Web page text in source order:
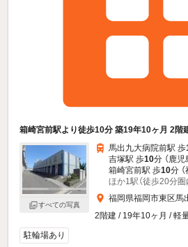
箱崎宮前駅より徒歩10分 築19年10ヶ月 2階
すべての写真
馬出九大病院前駅 歩
吉塚駅 歩10分 （鹿児
箱崎宮前駅 歩10分
ほか1駅（徒歩20分圏
福岡県福岡市東区馬
2階建 / 19年10ヶ月 / 軽
駐輪場あり